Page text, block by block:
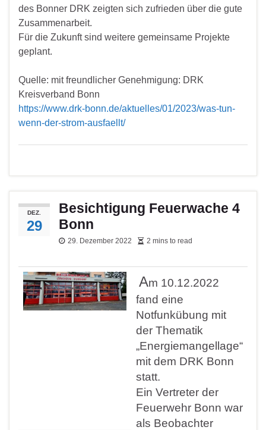
des Bonner DRK zeigten sich zufrieden über die gute
Zusammenarbeit.
Für die Zukunft sind weitere gemeinsame Projekte
geplant.
Quelle: mit freundlicher Genehmigung: DRK
Kreisverband Bonn
https://www.drk-bonn.de/aktuelles/01/2023/was-tun-
wenn-der-strom-ausfaellt/
DEZ.
29
Besichtigung Feuerwache 4
Bonn
29. Dezember 2022 2 mins to read
Am 10.12.2022
fand eine
Notfunkübung mit
der Thematik
„Energiemangellage“
mit dem DRK Bonn
statt.
Ein Vertreter der
Feuerwehr Bonn war
als Beobachter